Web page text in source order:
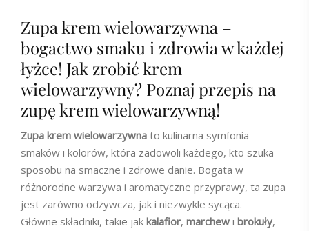
Zupa krem wielowarzywna –
bogactwo smaku i zdrowia w każdej
łyżce! Jak zrobić krem
wielowarzywny? Poznaj przepis na
zupę krem wielowarzywną!
Zupa krem wielowarzywna to kulinarna symfonia
smaków i kolorów, która zadowoli każdego, kto szuka
sposobu na smaczne i zdrowe danie. Bogata w
różnorodne warzywa i aromatyczne przyprawy, ta zupa
jest zarówno odżywcza, jak i niezwykle sycąca.
Główne składniki, takie jak kalafior, marchew i brokuły,